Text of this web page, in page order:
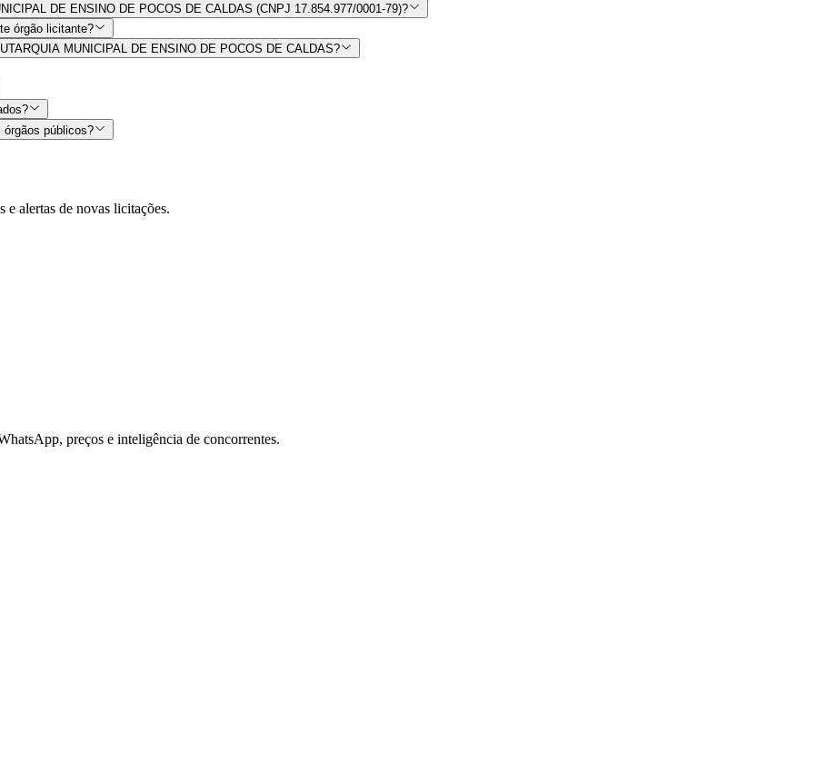
DE ENSINO DE POCOS DE CALDAS (CNPJ 17.854.977/0001-79)?
órgão licitante?
MUNICIPAL DE ENSINO DE POCOS DE CALDAS?
públicos?
e alertas de novas licitações.
preços e inteligência de concorrentes.